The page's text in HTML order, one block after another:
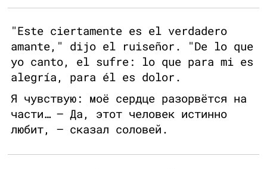
"Este ciertamente es el verdadero
amante," dijo el ruiseñor. "De lo que
yo canto, el sufre: lo que para mi es
alegría, para él es dolor.
Я чувствую: моё сердце разорвётся на
части… — Да, этот человек истинно
любит, — сказал соловей.